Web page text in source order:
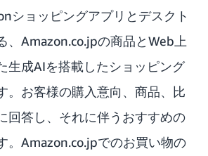
ショッピングアプリとデスクト
、Amazon.co.jpの商品とWeb上
生成AIを搭載したショッピング
。お客様の購入意向、商品、比
回答し、それに伴うおすすめの
。Amazon.co.jpでのお買い物の